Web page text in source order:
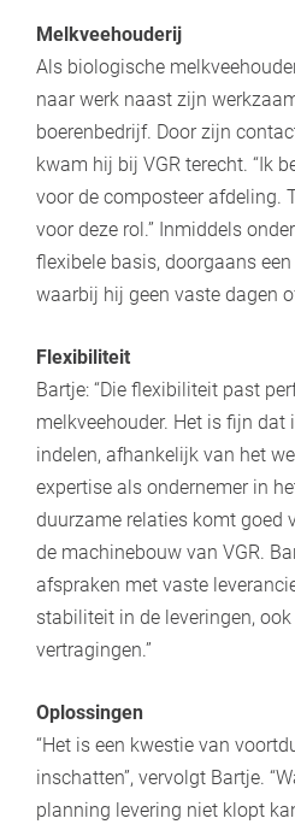
Melkveehouderij
Als biologische
naar werk naast zijn
boerenbedrijf. Door zijn
kwam hij bij VGR terecht. “Ik
voor de composteer afdeling.
voor deze rol.” Inmiddels
flexibele basis, doorgaans
waarbij hij geen vaste dagen
Flexibiliteit
Bartje: “Die flexibiliteit past
melkveehouder. Het is fijn
indelen, afhankelijk van het
expertise als ondernemer in
duurzame relaties komt goed
de machinebouw van VGR.
afspraken met vaste
stabiliteit in de leveringen,
vertragingen.”
Oplossingen
“Het is een kwestie van
inschatten”, vervolgt Bartje.
planning levering niet klopt